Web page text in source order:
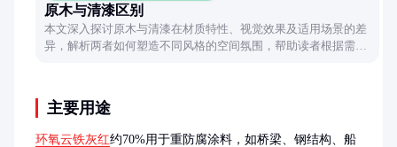
原木与清漆区别
本文深入探讨原木与清漆在材质特性、视觉效果及适用场景的差
异，解析两者如何塑造不同风格的空间氛围，帮助读者根据需求
主要用途
环氧云铁灰红约70%用于重防腐涂料，如桥梁、钢结构、船